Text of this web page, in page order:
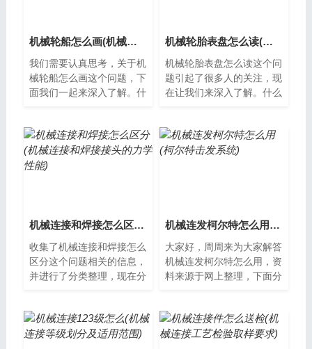
机械轮船怎么画(机械轮船图片)
我们需要认真思考，关于机
械轮船怎么画这个问题，下
面我们一起来深入了解。什
发动机驱动...
机械轮胎表盘怎么读(机械胎压表怎么用)
机械轮胎表盘怎么读这个问
题引起了很多人的关注，现
在让我们来深入了解。什么
度计功能的...
机械连接和焊接怎么区分(机械连接和焊接接头的力学性能)
收集了机械连接和焊接怎么
区分这个问题相关的信息，
并进行了分类整理，现在分
域中，机械...
机械连发柯尔特怎么用(柯尔特击发系统)
大家好，周周来为大家解答
机械连发柯尔特怎么用，资
料来源于网上整理，下面分
连发柯尔特...